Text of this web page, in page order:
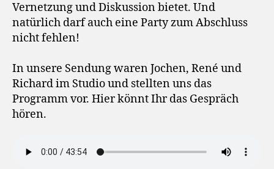
Vernetzung und Diskussion bietet. Und
natürlich darf auch eine Party zum Abschluss
nicht fehlen!
In unsere Sendung waren Jochen, René und
Richard im Studio und stellten uns das
Programm vor. Hier könnt Ihr das Gespräch
hören.